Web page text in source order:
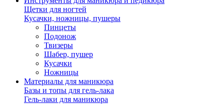
Щетки для ногтей
Кусачки, ножницы, пушеры
Пинцеты
Подонож
Твизеры
Шабер, пушер
Кусачки
Ножницы
Материалы для маникюра
Базы и топы для гель-лака
Гель-лаки для маникюра